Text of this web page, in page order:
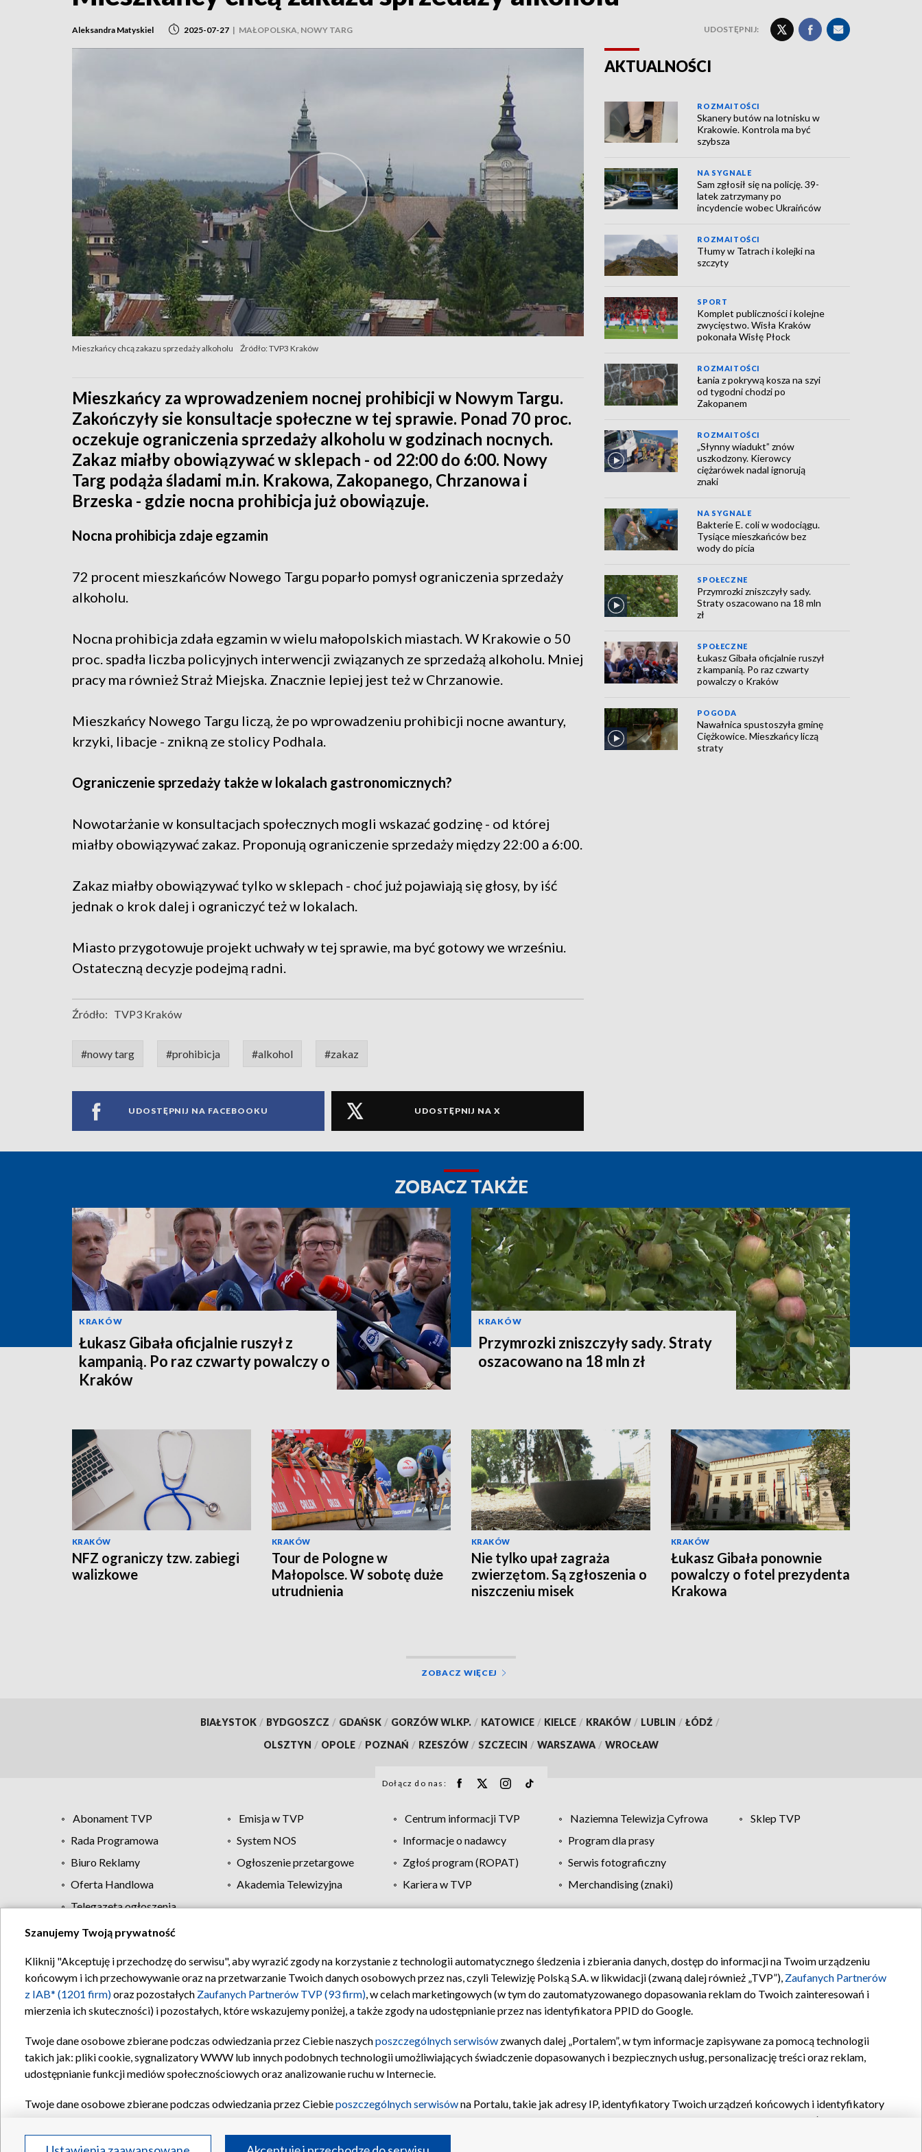
Aleksandra Matyskiel 2025-07-27 | MAŁOPOLSKA, NOWY TARG UDOSTĘPNIJ:
Mieszkańcy chcą zakazu sprzedaży alkoholu Źródło: TVP3 Kraków
Mieszkańcy za wprowadzeniem nocnej prohibicji w Nowym Targu.
Zakończyły sie konsultacje społeczne w tej sprawie. Ponad 70 proc.
oczekuje ograniczenia sprzedaży alkoholu w godzinach nocnych.
Zakaz miałby obowiązywać w sklepach - od 22:00 do 6:00. Nowy
Targ podąża śladami m.in. Krakowa, Zakopanego, Chrzanowa i
Brzeska - gdzie nocna prohibicja już obowiązuje.
Nocna prohibicja zdaje egzamin
72 procent mieszkańców Nowego Targu poparło pomysł ograniczenia sprzedaży
alkoholu.
Nocna prohibicja zdała egzamin w wielu małopolskich miastach. W Krakowie o 50
proc. spadła liczba policyjnych interwencji związanych ze sprzedażą alkoholu. Mniej
pracy ma również Straż Miejska. Znacznie lepiej jest też w Chrzanowie.
Mieszkańcy Nowego Targu liczą, że po wprowadzeniu prohibicji nocne awantury,
krzyki, libacje - znikną ze stolicy Podhala.
Ograniczenie sprzedaży także w lokalach gastronomicznych?
Nowotarżanie w konsultacjach społecznych mogli wskazać godzinę - od której
miałby obowiązywać zakaz. Proponują ograniczenie sprzedaży między 22:00 a 6:00.
Zakaz miałby obowiązywać tylko w sklepach - choć już pojawiają się głosy, by iść
jednak o krok dalej i ograniczyć też w lokalach.
Miasto przygotowuje projekt uchwały w tej sprawie, ma być gotowy we wrześniu.
Ostateczną decyzje podejmą radni.
Źródło: TVP3 Kraków
#nowy targ #prohibicja #alkohol #zakaz
UDOSTĘPNIJ NA FACEBOOKU UDOSTĘPNIJ NA X
AKTUALNOŚCI
ROZMAITOŚCI
Skanery butów na lotnisku w
Krakowie. Kontrola ma być
szybsza
NA SYGNALE
Sam zgłosił się na policję. 39-
latek zatrzymany po
incydencie wobec Ukraińców
ROZMAITOŚCI
Tłumy w Tatrach i kolejki na
szczyty
SPORT
Komplet publiczności i kolejne
zwycięstwo. Wisła Kraków
pokonała Wisłę Płock
ROZMAITOŚCI
Łania z pokrywą kosza na szyi
od tygodni chodzi po
Zakopanem
ROZMAITOŚCI
„Słynny wiadukt” znów
uszkodzony. Kierowcy
ciężarówek nadal ignorują
znaki
NA SYGNALE
Bakterie E. coli w wodociągu.
Tysiące mieszkańców bez
wody do picia
SPOŁECZNE
Przymrozki zniszczyły sady.
Straty oszacowano na 18 mln
zł
SPOŁECZNE
Łukasz Gibała oficjalnie ruszył
z kampanią. Po raz czwarty
powalczy o Kraków
POGODA
Nawałnica spustoszyła gminę
Ciężkowice. Mieszkańcy liczą
straty
ZOBACZ TAKŻE
KRAKÓW
Łukasz Gibała oficjalnie ruszył z
kampanią. Po raz czwarty powalczy o
Kraków
KRAKÓW
Przymrozki zniszczyły sady. Straty
oszacowano na 18 mln zł
KRAKÓW
NFZ ograniczy tzw. zabiegi
walizkowe
KRAKÓW
Tour de Pologne w
Małopolsce. W sobotę duże
utrudnienia
KRAKÓW
Nie tylko upał zagraża
zwierzętom. Są zgłoszenia o
niszczeniu misek
KRAKÓW
Łukasz Gibała ponownie
powalczy o fotel prezydenta
Krakowa
ZOBACZ WIĘCEJ
BIAŁYSTOK / BYDGOSZCZ / GDAŃSK / GORZÓW WLKP. / KATOWICE / KIELCE / KRAKÓW / LUBLIN / ŁÓDŹ /
OLSZTYN / OPOLE / POZNAŃ / RZESZÓW / SZCZECIN / WARSZAWA / WROCŁAW
Dołącz do nas:
Abonament TVP Emisja w TVP Centrum informacji TVP Naziemna Telewizja Cyfrowa
Sklep TVP
Rada Programowa
System NOS Informacje o nadawcy
Program dla prasy
Biuro Reklamy
Ogłoszenie przetargowe Zgłoś program (ROPAT)
Serwis fotograficzny
Oferta Handlowa
Akademia Telewizyjna Kariera w TVP
Merchandising (znaki)
Telegazeta ogłoszenia
Regulamin TVP Polityka prywatności Moje zgody Pomoc Biuro reklamy Kontakt
Szanujemy Twoją prywatność
Kliknij "Akceptuję i przechodzę do serwisu", aby wyrazić zgody na korzystanie z technologii automatycznego śledzenia i zbierania danych, dostęp do informacji na Twoim urządzeniu
końcowym i ich przechowywanie oraz na przetwarzanie Twoich danych osobowych przez nas, czyli Telewizję Polską S.A. w likwidacji (zwaną dalej również „TVP”), Zaufanych Partnerów
z IAB* (1201 firm)oraz pozostałych Zaufanych Partnerów TVP (93 firm), w celach marketingowych (w tym do zautomatyzowanego dopasowania reklam do Twoich zainteresowań i
mierzenia ich skuteczności) i pozostałych, które wskazujemy poniżej, a także zgody na udostępnianie przez nas identyfikatora PPID do Google.
Twoje dane osobowe zbierane podczas odwiedzania przez Ciebie naszychposzczególnych serwisów zwanych dalej „Portalem”, w tym informacje zapisywane za pomocą technologii
takich jak: pliki cookie, sygnalizatory WWW lub innych podobnych technologii umożliwiających świadczenie dopasowanych i bezpiecznych usług, personalizację treści oraz reklam,
udostępnianie funkcji mediów społecznościowych oraz analizowanie ruchu w Internecie.
Twoje dane osobowe zbierane podczas odwiedzania przez Ciebieposzczególnych serwisówna Portalu, takie jak adresy IP, identyfikatory Twoich urządzeń końcowych i identyfikatory
oraz pozostałych
Partnerów TVPdla realizacji następujących celów i funkcji: przechowywania informacji na urządzeniu lub dostęp do nich, wyboru podstawowych reklam, wyboru spersonalizowanych